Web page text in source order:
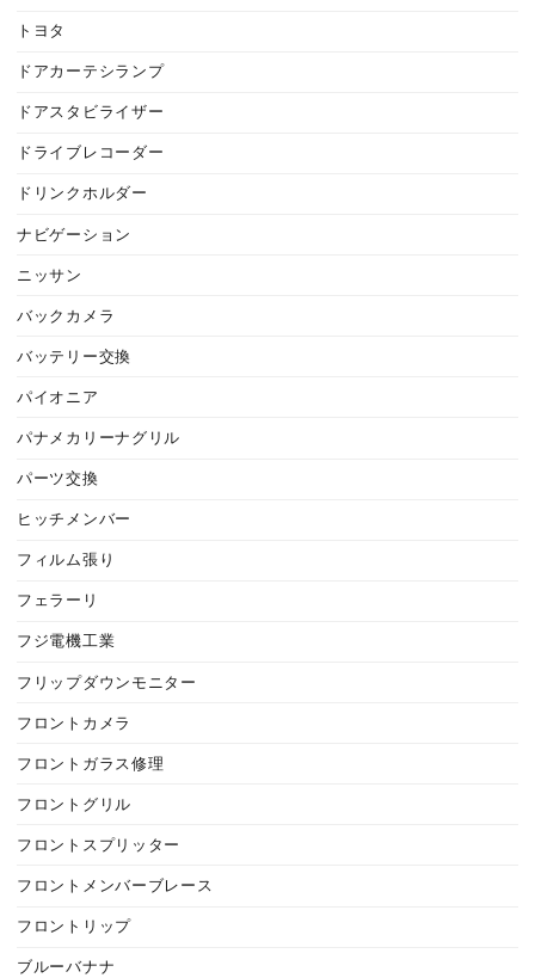
トヨタ
ドアカーテシランプ
ドアスタビライザー
ドライブレコーダー
ドリンクホルダー
ナビゲーション
ニッサン
バックカメラ
バッテリー交換
パイオニア
パナメカリーナグリル
パーツ交換
ヒッチメンバー
フィルム張り
フェラーリ
フジ電機工業
フリップダウンモニター
フロントカメラ
フロントガラス修理
フロントグリル
フロントスプリッター
フロントメンバーブレース
フロントリップ
ブルーバナナ